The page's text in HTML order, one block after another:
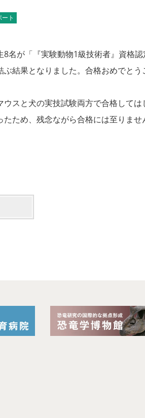
ト
名が「『実験動物1級技術者』資格
結果となりました。合格おめでとう
スと犬の実技試験両方で合格して
たため、残念ながら合格には至りま